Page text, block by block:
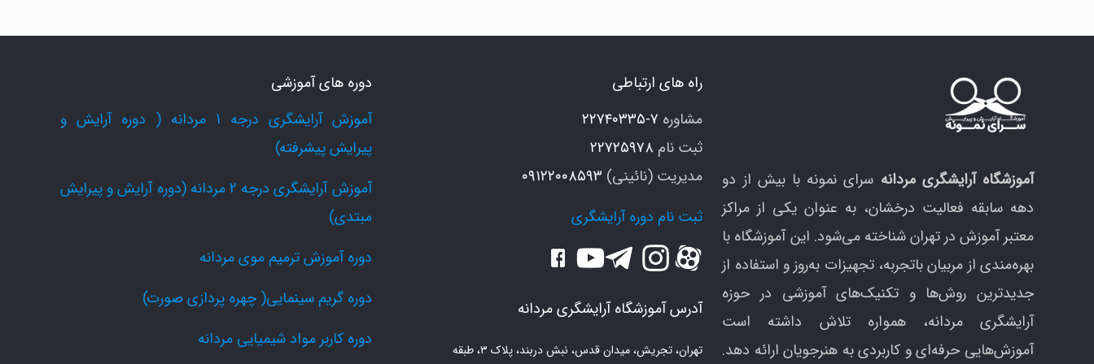
در
آموزشگاه آرایشگری مردانه سرای نمونه با بیش از دو
دهه سابقه فعالیت درخشان، به عنوان یکی از مراکز
معتبر آموزش در تهران شناخته می‌شود. این آموزشگاه با
بهره‌مندی از مربیان باتجربه، تجهیزات به‌روز و استفاده از
جدیدترین روش‌ها و تکنیک‌های آموزشی در حوزه
آرایشگری مردانه، همواره تلاش داشته است
آموزش‌هایی حرفه‌ای و کاربردی به هنرجویان ارائه دهد.
راه های ارتباطی
مشاوره ۷-۲۲۷۴۰۳۳۵
ثبت نام ۲۲۷۲۵۹۷۸
مدیریت (نائینی) ۰۹۱۲۲۰۰۸۵۹۳
ثبت نام دوره آرایشگری
آدرس آموزشگاه آرایشگری مردانه
تهران، تجریش، میدان قدس، نبش دربند، پلاک ۳، طبقه
دوره های آموزشی
آموزش آرایشگری درجه 1 مردانه ( دوره آرایش و
پیرایش پیشرفته)
آموزش آرایشگری درجه 2 مردانه (دوره آرایش و پیرایش
مبتدی)
دوره آموزش ترمیم موی مردانه
دوره گریم سینمایی( چهره پردازی صورت)
دوره کاربر مواد شیمیایی مردانه